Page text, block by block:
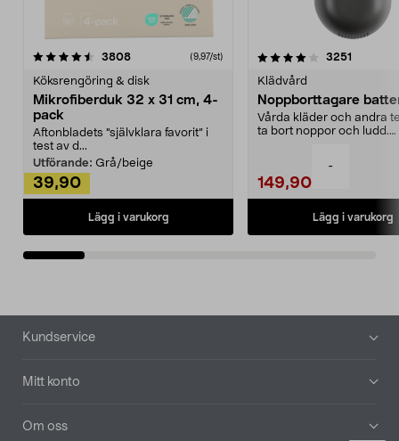
-
3808recensioner (9,97/st)
Köksrengöring & disk
Mikrofiberduk 32 x 31 cm, 4-
pack
Aftonbladets "självklara favorit” i
test av d...
Utförande: Grå/beige
39,90
Lägg i varukorg
4.0av 5 stjärnor 3251
Klädvård
Noppborttagare
Vårda kläder och andra
ta bort noppor och ludd.
149,90
Lägg i varukorg
4.5av 5 stjärnor
Sidfot
Kundservice
Mitt konto
Om oss